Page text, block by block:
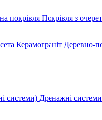
покрівля Покрівля з
Керамограніт Деревно-
системи) Дренажні системи